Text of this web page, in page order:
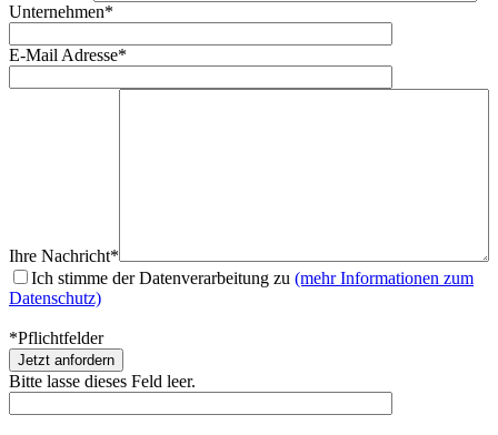
Unternehmen*
E-Mail Adresse*
Ihre Nachricht*
Ich stimme der Datenverarbeitung zu (mehr Informationen zum
Datenschutz)
*Pflichtfelder
Bitte lasse dieses Feld leer.